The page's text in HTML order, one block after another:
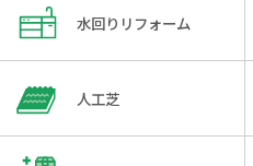
水回りリフォーム
人工芝